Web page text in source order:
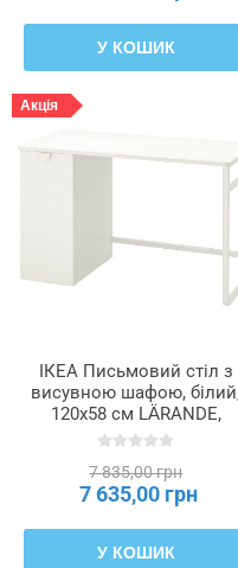
У КОШИК
Акція
ІКЕА Письмовий стіл з
висувною шафою,
120x58 см LÄRANDE,
004.927.95
7 835,00 грн
7 635,00 грн
У КОШИК